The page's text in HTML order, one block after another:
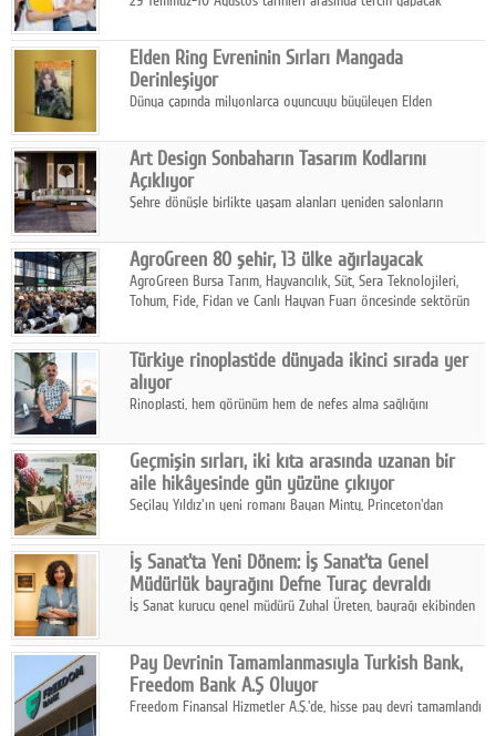
Elden Ring Evreninin Sırları Mangada
Derinleşiyor
Dünya çapında milyonlarca oyuncuyu büyüleyen Elden
aksiyonu ve karanlık fantastik atmosferi bir araya getirmeyi
sürdürüyor.
Art Design Sonbaharın Tasarım Kodlarını
Açıklıyor
Şehre dönüşle birlikte yaşam alanları yeniden salonların
sonbaharın tasarım kodlarını açıklıyor.
AgroGreen 80 şehir, 13 ülke ağırlayacak
AgroGreen Bursa Tarım, Hayvancılık, Süt, Sera Teknolojileri,
Tohum, Fide, Fidan ve Canlı Hayvan Fuarı öncesinde sektörün
Türkiye rinoplastide dünyada ikinci sırada yer
alıyor
Rinoplasti, hem görünüm hem de nefes alma sağlığını
biri konumunda.
Geçmişin sırları, iki kıta arasında uzanan bir
aile hikâyesinde gün yüzüne çıkıyor
Seçilay Yıldız'ın yeni romanı Bayan Minty, Princeton'dan
katmanlı bir aile hikâyesi anlatıyor.
İş Sanat'ta Yeni Dönem: İş Sanat'ta Genel
Müdürlük bayrağını Defne Turaç devraldı
İş Sanat kurucu genel müdürü Zuhal Üreten, bayrağı ekibinden
Pay Devrinin Tamamlanmasıyla Turkish Bank,
Freedom Bank A.Ş Oluyor
Freedom Finansal Hizmetler A.Ş.'de, hisse pay devri tamamlandı